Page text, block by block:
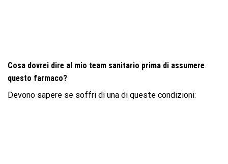
Cosa dovrei dire al mio team sanitario prima di assumere
questo farmaco?
Devono sapere se soffri di una di queste condizioni: